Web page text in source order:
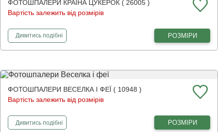
ФОТОШПАЛЕРИ КРАЇНА ЦУКЕРОК ( 26005 )
Вартість залежить від розмірів
Дивитисьфотошпалери
подібні РОЗМІРИ
ФОТОШПАЛЕРИ ВЕСЕЛКА І ФЕЇ ( 10948 )
Вартість залежить від розмірів
Дивитисьфотошпалери
подібні РОЗМІРИ